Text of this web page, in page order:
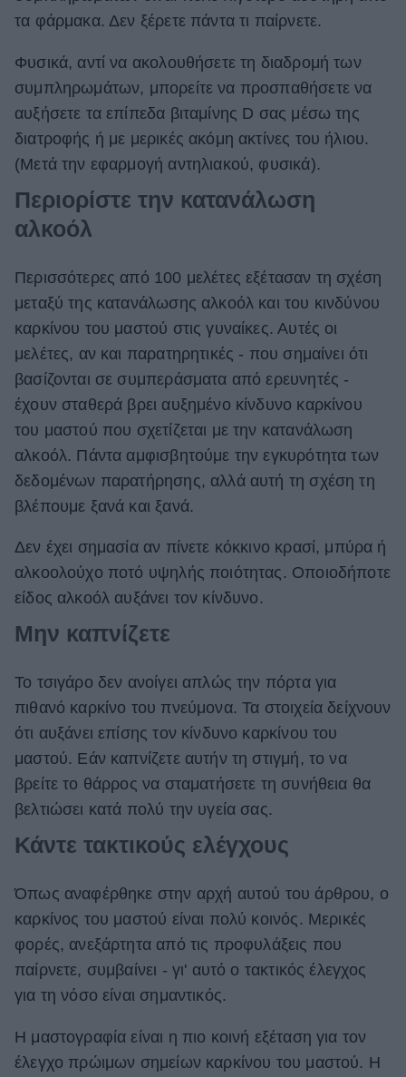
τα φάρμακα. Δεν ξέρετε πάντα τι παίρνετε.
Φυσικά, αντί να ακολουθήσετε τη διαδρομή των
συμπληρωμάτων, μπορείτε να προσπαθήσετε να
αυξήσετε τα επίπεδα βιταμίνης D σας μέσω της
διατροφής ή με μερικές ακόμη ακτίνες του ήλιου.
(Μετά την εφαρμογή αντηλιακού, φυσικά).
Περιορίστε την κατανάλωση
αλκοόλ
Περισσότερες από 100 μελέτες εξέτασαν τη σχέση
μεταξύ της κατανάλωσης αλκοόλ και του κινδύνου
καρκίνου του μαστού στις γυναίκες. Αυτές οι
μελέτες, αν και παρατηρητικές - που σημαίνει ότι
βασίζονται σε συμπεράσματα από ερευνητές -
έχουν σταθερά βρει αυξημένο κίνδυνο καρκίνου
του μαστού που σχετίζεται με την κατανάλωση
αλκοόλ. Πάντα αμφισβητούμε την εγκυρότητα των
δεδομένων παρατήρησης, αλλά αυτή τη σχέση τη
βλέπουμε ξανά και ξανά.
Δεν έχει σημασία αν πίνετε κόκκινο κρασί, μπύρα ή
αλκοολούχο ποτό υψηλής ποιότητας. Οποιοδήποτε
είδος αλκοόλ αυξάνει τον κίνδυνο.
Μην καπνίζετε
Το τσιγάρο δεν ανοίγει απλώς την πόρτα για
πιθανό καρκίνο του πνεύμονα. Τα στοιχεία δείχνουν
ότι αυξάνει επίσης τον κίνδυνο καρκίνου του
μαστού. Εάν καπνίζετε αυτήν τη στιγμή, το να
βρείτε το θάρρος να σταματήσετε τη συνήθεια θα
βελτιώσει κατά πολύ την υγεία σας.
Κάντε τακτικούς ελέγχους
Όπως αναφέρθηκε στην αρχή αυτού του άρθρου, ο
καρκίνος του μαστού είναι πολύ κοινός. Μερικές
φορές, ανεξάρτητα από τις προφυλάξεις που
παίρνετε, συμβαίνει - γι' αυτό ο τακτικός έλεγχος
για τη νόσο είναι σημαντικός.
Η μαστογραφία είναι η πιο κοινή εξέταση για τον
έλεγχο πρώιμων σημείων καρκίνου του μαστού. Η